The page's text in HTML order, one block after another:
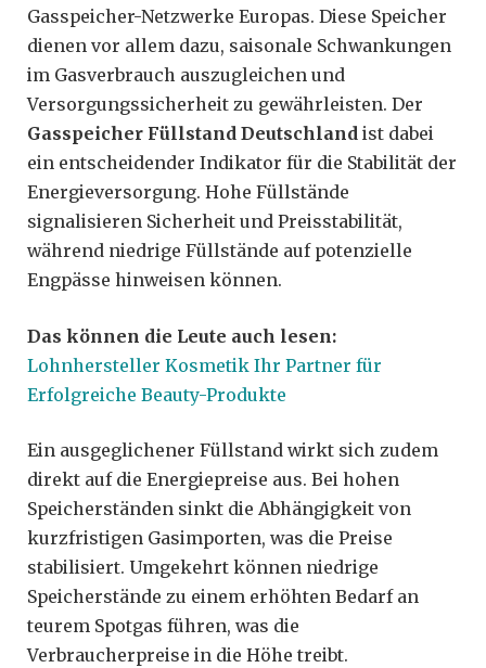
Gasspeicher-Netzwerke Europas. Diese Speicher
dienen vor allem dazu, saisonale Schwankungen
im Gasverbrauch auszugleichen und
Versorgungssicherheit zu gewährleisten. Der
Gasspeicher Füllstand Deutschland ist dabei
ein entscheidender Indikator für die Stabilität der
Energieversorgung. Hohe Füllstände
signalisieren Sicherheit und Preisstabilität,
während niedrige Füllstände auf potenzielle
Engpässe hinweisen können.
Das können die Leute auch lesen:
Lohnhersteller Kosmetik Ihr Partner für
Erfolgreiche Beauty-Produkte
Ein ausgeglichener Füllstand wirkt sich zudem
direkt auf die Energiepreise aus. Bei hohen
Speicherständen sinkt die Abhängigkeit von
kurzfristigen Gasimporten, was die Preise
stabilisiert. Umgekehrt können niedrige
Speicherstände zu einem erhöhten Bedarf an
teurem Spotgas führen, was die
Verbraucherpreise in die Höhe treibt.